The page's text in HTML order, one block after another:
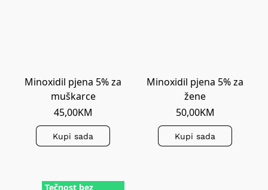
Minoxidil pjena 5% za
muškarce
45,00KM
Kupi sada
Minoxidil pjena 5% za
žene
50,00KM
Kupi sada
Tečnost bez